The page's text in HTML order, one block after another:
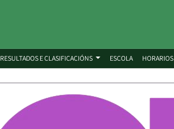
RESULTADOS E CLASIFICACIÓNS ESCOLA HORARIOS